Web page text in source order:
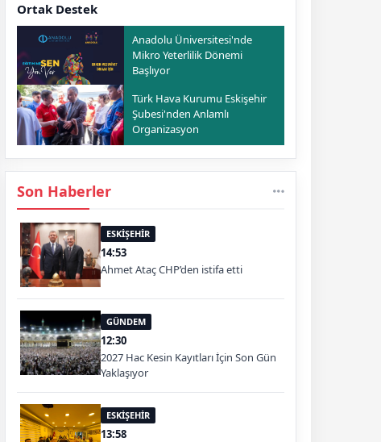
Ortak Destek
Anadolu Üniversitesi'nde
Mikro Yeterlilik Dönemi
Başlıyor
Türk Hava Kurumu Eskişehir
Şubesi'nden Anlamlı
Organizasyon
Son Haberler
ESKİŞEHİR
14:53
Ahmet Ataç CHP’den istifa etti
GÜNDEM
12:30
2027 Hac Kesin Kayıtları İçin Son Gün
Yaklaşıyor
ESKİŞEHİR
13:58